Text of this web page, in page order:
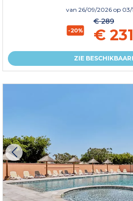
van 26/09/2026 op 03/
-20%
€ 289
€
ZIE